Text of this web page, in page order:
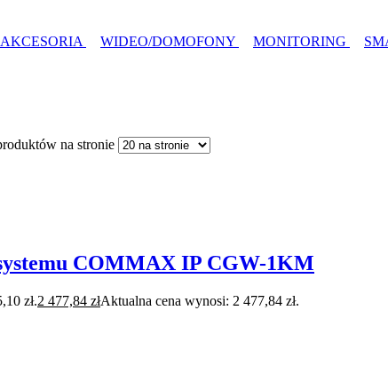
AKCESORIA WIDEO/DOMOFONY MONITORING
na stronie
COMMAX IP CGW-1KM
zł.2 477,84 złAktualna cena wynosi: 2 477,84 zł.